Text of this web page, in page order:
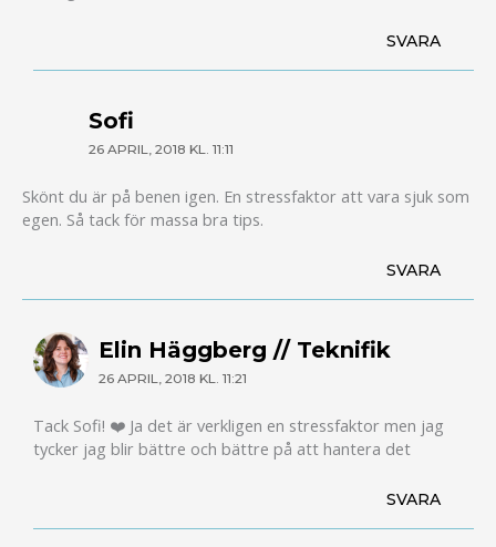
SVARA
Sofi
26 APRIL, 2018 KL. 11:11
Skönt du är på benen igen. En stressfaktor att vara sjuk som
egen. Så tack för massa bra tips.
SVARA
Elin Häggberg // Teknifik
26 APRIL, 2018 KL. 11:21
Tack Sofi! ❤️ Ja det är verkligen en stressfaktor men jag
tycker jag blir bättre och bättre på att hantera det
SVARA